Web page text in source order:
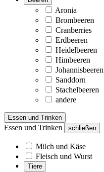
Aronia
Brombeeren
Cranberries
Erdbeeren
Heidelbeeren
Himbeeren
Johannisbeeren
Sanddorn
Stachelbeeren
andere
Essen und Trinken
Essen und Trinken schließen
Milch und Käse
Fleisch und Wurst
Tiere